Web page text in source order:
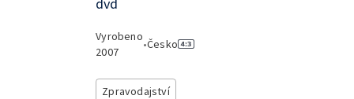
Vyrobeno
2007
•Česko
Zpravodajství